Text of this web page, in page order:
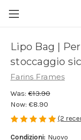
Lipo Bag |
stoccaggio
Farins Frames
Was: €13.90
Now: €8.90
(2
Condizioni: Nuovo